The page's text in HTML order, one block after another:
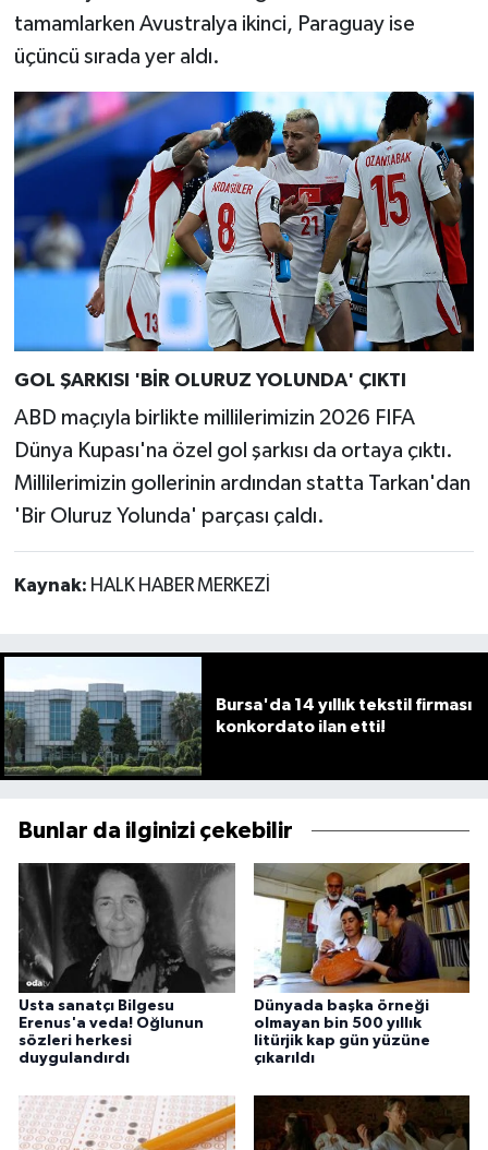
tamamlarken Avustralya ikinci, Paraguay ise
üçüncü sırada yer aldı.
GOL ŞARKISI 'BİR OLURUZ YOLUNDA' ÇIKTI
ABD maçıyla birlikte millilerimizin 2026 FIFA
Dünya Kupası'na özel gol şarkısı da ortaya çıktı.
Millilerimizin gollerinin ardından statta Tarkan'dan
'Bir Oluruz Yolunda' parçası çaldı.
Kaynak: HALK HABER MERKEZİ
Bursa'da 14 yıllık tekstil firması
konkordato ilan etti!
Bunlar da ilginizi çekebilir
Usta sanatçı Bilgesu
Erenus'a veda! Oğlunun
sözleri herkesi
duygulandırdı
Dünyada başka örneği
olmayan bin 500 yıllık
litürjik kap gün yüzüne
çıkarıldı